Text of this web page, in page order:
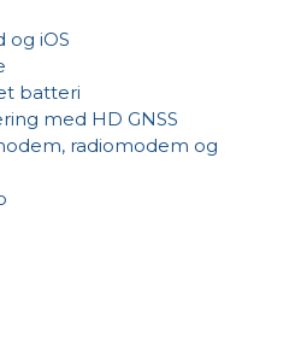
og iOS
batteri
med HD GNSS
radiomodem og